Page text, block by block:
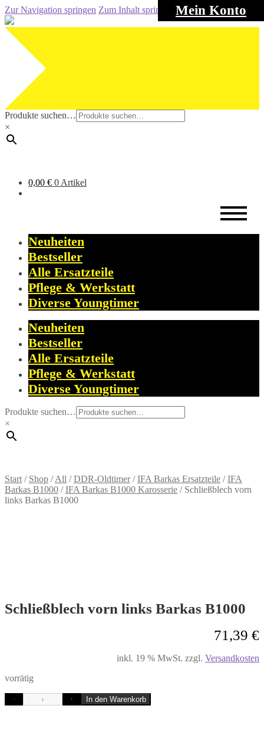
Mein Konto
Zur Navigation springen Zum Inhalt springen
Produkte suchen…
×
0,00 € 0 Artikel
Neuheiten
Bestseller
Alle Ersatzteile
Pflege & Werkstatt
Diverse Youngtimer
Neuheiten
Bestseller
Alle Ersatzteile
Pflege & Werkstatt
Diverse Youngtimer
Produkte suchen…
×
Start / Shop /All /DDR-Oldtimer/IFA Barkas Ersatzteile /IFA
Barkas B1000 /IFA Barkas B1000 Karosserie / Schließblech vorn
links Barkas B1000
Schließblech vorn links Barkas B1000
71,39 €
inkl. 19 % MwSt. zzgl. Versandkosten
vorrätig
- + In den Warenkorb